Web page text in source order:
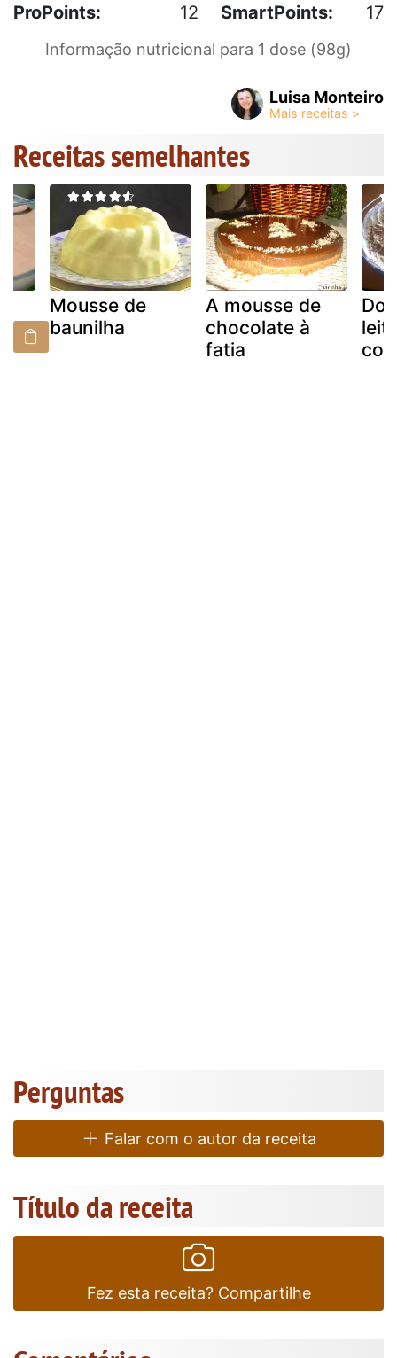
ProPoints:
12 SmartPoints: 17
Informação nutricional para 1 dose (98g)
Luisa Monteiro
Receitas semelhantes
Mousse de
baunilha
A mousse de
chocolate à
fatia
Perguntas
Falar com o autor da receita
Título da receita
Fez esta receita? Compartilhe